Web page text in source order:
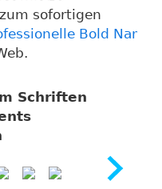
sofortigen
Bold Nar
Schriften